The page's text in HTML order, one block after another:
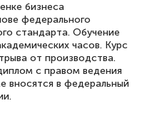
бизнеса
федерального
стандарта. Обучение
часов. Курс
от производства.
с правом ведения
вносятся в федеральный